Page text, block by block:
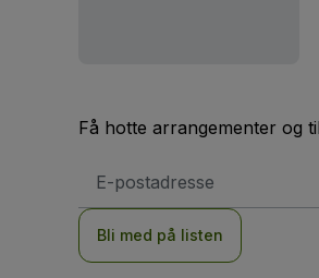
Få hotte arrangementer og
postadresse
Bli med på listen